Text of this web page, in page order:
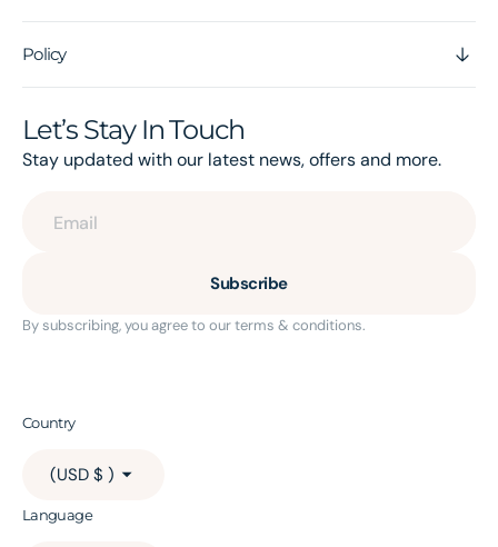
Policy
Let’s Stay In Touch
Stay updated with our latest news, offers and more.
Email
Subscribe
By subscribing, you agree to our terms & conditions.
Country
(USD $ )
Language